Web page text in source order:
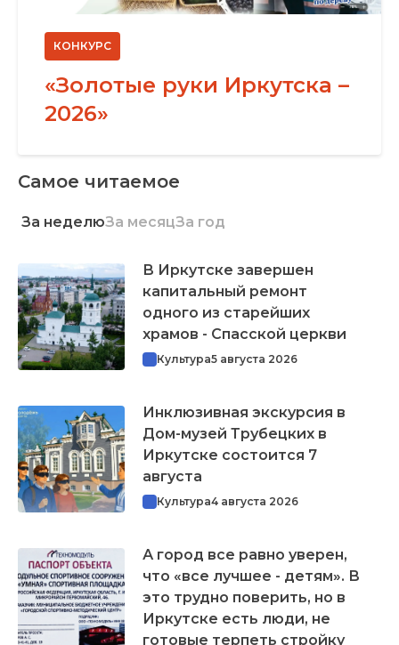
КОНКУРС
«Золотые руки Иркутска –
2026»
Самое читаемое
За неделюЗа месяцЗа год
В Иркутске завершен
капитальный ремонт
одного из старейших
храмов - Спасской церкви
Культура5 августа 2026
Инклюзивная экскурсия в
Дом-музей Трубецких в
Иркутске состоится 7
августа
Культура4 августа 2026
А город все равно уверен,
что «все лучшее - детям». В
это трудно поверить, но в
Иркутске есть люди, не
готовые терпеть стройку